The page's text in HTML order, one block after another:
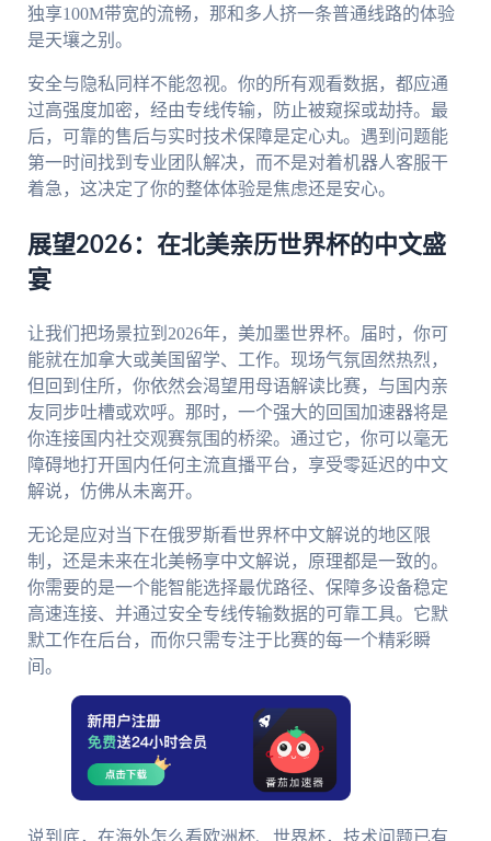
独享100M带宽的流畅，那和多人挤一条普通线路的体验
是天壤之别。
安全与隐私同样不能忽视。你的所有观看数据，都应通
过高强度加密，经由专线传输，防止被窥探或劫持。最
后，可靠的售后与实时技术保障是定心丸。遇到问题能
第一时间找到专业团队解决，而不是对着机器人客服干
着急，这决定了你的整体体验是焦虑还是安心。
展望2026：在北美亲历世界杯的中文盛
宴
让我们把场景拉到2026年，美加墨世界杯。届时，你可
能就在加拿大或美国留学、工作。现场气氛固然热烈，
但回到住所，你依然会渴望用母语解读比赛，与国内亲
友同步吐槽或欢呼。那时，一个强大的回国加速器将是
你连接国内社交观赛氛围的桥梁。通过它，你可以毫无
障碍地打开国内任何主流直播平台，享受零延迟的中文
解说，仿佛从未离开。
无论是应对当下在俄罗斯看世界杯中文解说的地区限
制，还是未来在北美畅享中文解说，原理都是一致的。
你需要的是一个能智能选择最优路径、保障多设备稳定
高速连接、并通过安全专线传输数据的可靠工具。它默
默工作在后台，而你只需专注于比赛的每一个精彩瞬
间。
说到底，在海外怎么看欧洲杯、世界杯，技术问题已有